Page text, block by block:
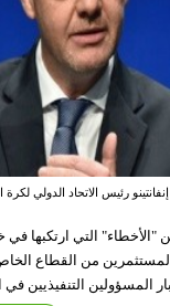
رئيس الاتحاد الدولي لكرة
"الأخطاء" التي ارتكبها
من القطاع
المسؤولين التنفيذيين في